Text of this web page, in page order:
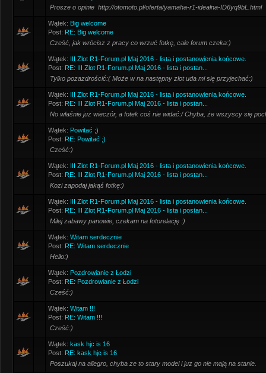
Prosze o opinie http://otomoto.pl/oferta/yamaha-r1-idealna-ID6yq9bL.html
Wątek: Big welcome
Post: RE: Big welcome
Cześć, jak wrócisz z pracy co wrzuć fotkę, całe forum czeka:)
Wątek: III Zlot R1-Forum.pl Maj 2016 - lista i postanowienia końcowe.
Post: RE: III Zlot R1-Forum.pl Maj 2016 - lista i postan...
Tylko pozazdrościć:( Może w na następny zlot uda mi się przyjechać:)
Wątek: III Zlot R1-Forum.pl Maj 2016 - lista i postanowienia końcowe.
Post: RE: III Zlot R1-Forum.pl Maj 2016 - lista i postan...
No właśnie już wieczór, a fotek coś nie widać:/ Chyba, że wszyscy się
Wątek: Powitać ;)
Post: RE: Powitać ;)
Cześć:)
Wątek: III Zlot R1-Forum.pl Maj 2016 - lista i postanowienia końcowe.
Post: RE: III Zlot R1-Forum.pl Maj 2016 - lista i postan...
Kozi zapodaj jakąś fotkę:)
Wątek: III Zlot R1-Forum.pl Maj 2016 - lista i postanowienia końcowe.
Post: RE: III Zlot R1-Forum.pl Maj 2016 - lista i postan...
Milej zabawy panowie, czekam na fotorelację :)
Wątek: Witam serdecznie
Post: RE: Witam serdecznie
Hello:)
Wątek: Pozdrowianie z Łodzi
Post: RE: Pozdrowianie z Łodzi
Cześć:)
Wątek: Witam !!!
Post: RE: Witam !!!
Cześć:)
Wątek: kask hjc is 16
Post: RE: kask hjc is 16
Poszukaj na allegro, chyba ze to stary model i juz go nie mają na stanie.